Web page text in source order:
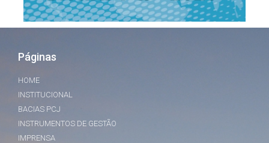
Páginas
HOME
INSTITUCIONAL
BACIAS PCJ
INSTRUMENTOS DE GESTÃO
IMPRENSA